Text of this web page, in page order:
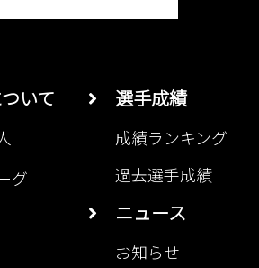
いて
グ
選手成績
成績ランキング
過去選手成績
ニュース
お知らせ